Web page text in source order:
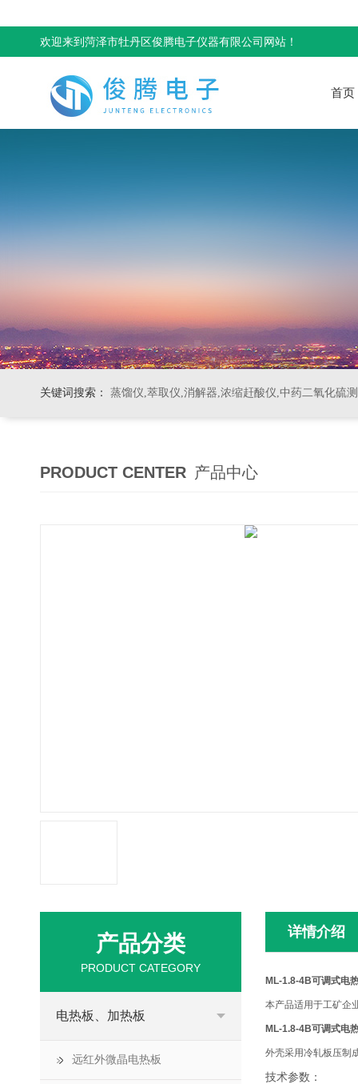
欢迎来到菏泽市牡丹区俊腾电子仪器有限公司网站！
首页
关键词搜索： 蒸馏仪,萃取仪,消解器,浓缩赶酸仪,中药二氧化硫
PRODUCT CENTER 产品中心
详情介绍
ML-1.8-4B可调式电
本产品适用于工矿企
ML-1.8-4B可调式电
外壳采用冷轧板压制
技术参数：
产品分类
PRODUCT CATEGORY
电热板、加热板
远红外微晶电热板